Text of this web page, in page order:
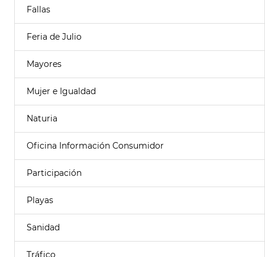
Fallas
Feria de Julio
Mayores
Mujer e Igualdad
Naturia
Oficina Información Consumidor
Participación
Playas
Sanidad
Tráfico